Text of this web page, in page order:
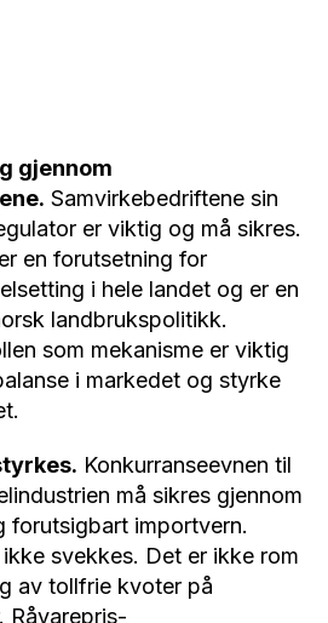
gjennom
Samvirkebedriftene sin
er viktig og må sikres.
en forutsetning for
i hele landet og er en
landbrukspolitikk.
som mekanisme er viktig
i markedet og styrke
Konkurranseevnen til
må sikres gjennom
forutsigbart importvern.
svekkes. Det er ikke rom
av tollfrie kvoter på
Råvarepris-